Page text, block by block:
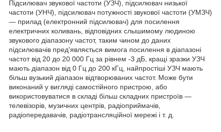
Підсилювач звукової частоти (УЗЧ), підсилювач низької
частоти (УНЧ), підсилювач потужності звукової частоти (УМЗЧ)
— прилад (електронний підсилювач) для посилення
електричних коливань, відповідних слышимому людиною
звукового діапазону частот, таким чином до даних
підсилювачів пред'являється вимога посилення в діапазоні
частот від 20 до 20 000 Гц за рівнем -3 дБ, кращі зразки УЗЧ
мають діапазон від 0 Гц до 200 кГц, найпростіші УЗЧ мають
більш вузький діапазон відтворюваних частот. Може бути
виконаний у вигляді самостійного пристрою, або
використовуватися в складі більш складних пристроїв —
телевізорів, музичних центрів, радіоприймачів,
радіопередавачів, радіотрансляційної мережі і т. д.